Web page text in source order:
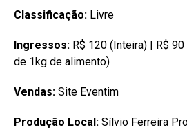
Classificação: Livre
Ingressos: R$ 120 (Inteira) | R$
de 1kg de alimento)
Vendas: Site Eventim
Produção Local: Sílvio Ferreira